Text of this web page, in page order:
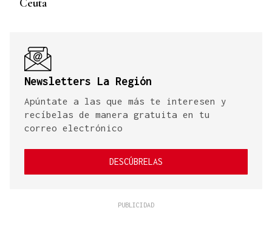
Newsletters La Región
Apúntate a las que más te interesen y
recíbelas de manera gratuita en tu
correo electrónico
DESCÚBRELAS